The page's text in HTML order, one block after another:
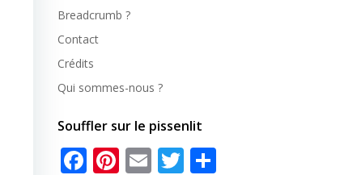
Breadcrumb ?
Contact
Crédits
Qui sommes-nous ?
Souffler sur le pissenlit
Facebook
Pinterest
EmailTwitter